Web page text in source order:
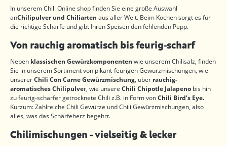
In unserem Chili Online shop finden Sie eine große Auswahl
anChilipulver und Chiliarten aus aller Welt. Beim Kochen sorgt es für
die richtige Schärfe und gibt Ihren Speisen den fehlenden Pepp.
Von rauchig aromatisch bis feurig-scharf
Neben klassischen Gewürzkomponenten wie unserem Chilisalz, finden
Sie in unserem Sortiment von pikant-feurigen Gewürzmischungen, wie
unsererChili Con Carne Gewürzmischung, über rauchig-
aromatisches Chilipulver, wie unsere Chili Chipotle Jalapeno bis hin
zu feurig-scharfer getrocknete Chili z.B. in Form vonChili Bird’s Eye.
Kurzum: Zahlreiche Chili Gewürze und Chili Gewürzmischungen, also
alles, was das Schärfeherz begehrt.
Chilimischungen - vielseitig & lecker